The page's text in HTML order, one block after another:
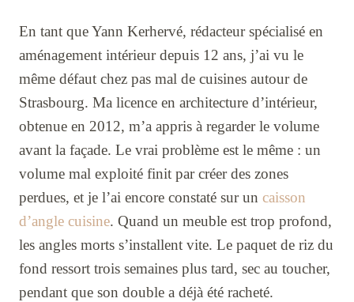
En tant que Yann Kerhervé, rédacteur spécialisé en
aménagement intérieur depuis 12 ans, j’ai vu le
même défaut chez pas mal de cuisines autour de
Strasbourg. Ma licence en architecture d’intérieur,
obtenue en 2012, m’a appris à regarder le volume
avant la façade. Le vrai problème est le même : un
volume mal exploité finit par créer des zones
perdues, et je l’ai encore constaté sur un caisson
d’angle cuisine. Quand un meuble est trop profond,
les angles morts s’installent vite. Le paquet de riz du
fond ressort trois semaines plus tard, sec au toucher,
pendant que son double a déjà été racheté.